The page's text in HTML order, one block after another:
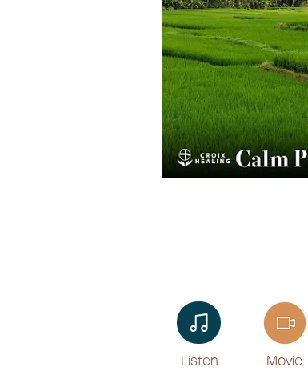
Listen​ Movie